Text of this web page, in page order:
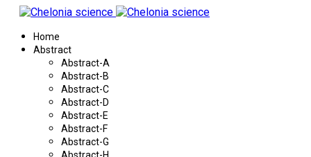
Home
Abstract
Abstract-A
Abstract-B
Abstract-C
Abstract-D
Abstract-E
Abstract-F
Abstract-G